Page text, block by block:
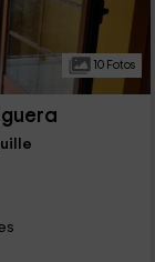
10 Fotos